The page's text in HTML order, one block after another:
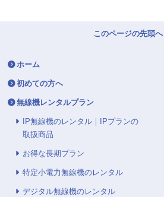
このページの先頭へ
ホーム
初めての方へ
無線機レンタルプラン
IP無線機のレンタル｜IPプランの
取扱商品
お得な長期プラン
特定小電力無線機のレンタル
デジタル無線機のレンタル